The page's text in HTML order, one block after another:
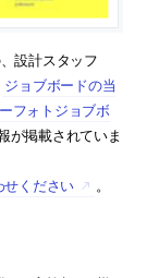
設計スタッフ
ジョブボードの当
フォトジョブボ
が掲載されていま
せください
。